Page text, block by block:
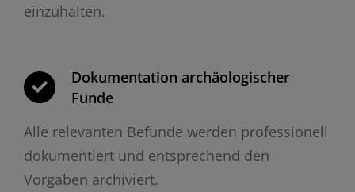
einzuhalten.
Dokumentation archäologischer
Funde
Alle relevanten Befunde werden professionell
dokumentiert und entsprechend den
Vorgaben archiviert.